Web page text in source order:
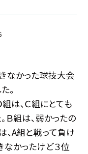
なかった球技大会
。
は、Ｃ組にとても
Ｂ組は、弱かったの
、A組と戦って負け
なかったけど３位